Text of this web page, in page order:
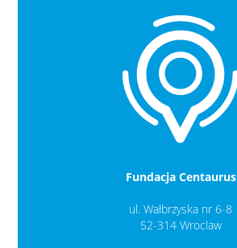
Fundacja Centaurus
ul. Wałbrzyska nr 6-8
52-314 Wroclaw